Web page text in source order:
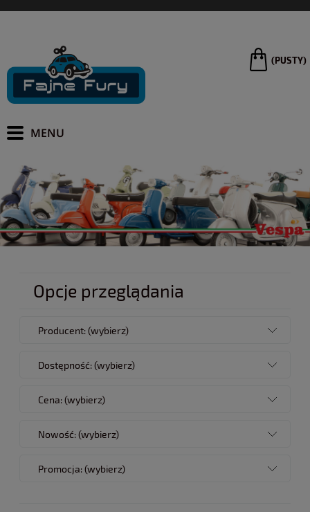
(PUSTY)
Opcje przeglądania
Producent: (wybierz)
Dostępność: (wybierz)
Cena: (wybierz)
Nowość: (wybierz)
Promocja: (wybierz)